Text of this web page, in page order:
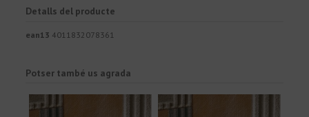
Detalls del producte
ean13 4011832078361
Potser també us agrada